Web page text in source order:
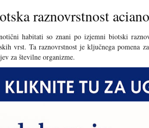
raznovrstnost
habitati so znani po izjemni biotski
vrst. Ta raznovrstnost je ključnega pomena
za številne organizme.